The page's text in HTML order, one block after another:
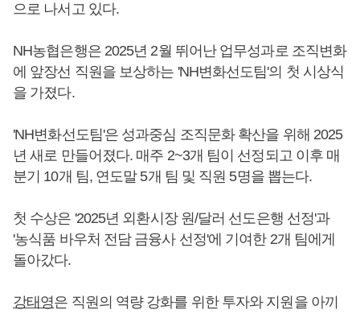
으로 나서고 있다.
NH농협은행은 2025년 2월 뛰어난 업무성과로 조직변화
에 앞장선 직원을 보상하는 'NH변화선도팀'의 첫 시상식
을 가졌다.
'NH변화선도팀'은 성과중심 조직문화 확산을 위해 2025
년 새로 만들어졌다. 매주 2~3개 팀이 선정되고 이후 매
분기 10개 팀, 연도말 5개 팀 및 직원 5명을 뽑는다.
첫 수상은 '2025년 외환시장 원/달러 선도은행 선정'과
'농식품 바우처 전담 금융사 선정'에 기여한 2개 팀에게
돌아갔다.
강태영은 직원의 역량 강화를 위한 투자와 지원을 아끼